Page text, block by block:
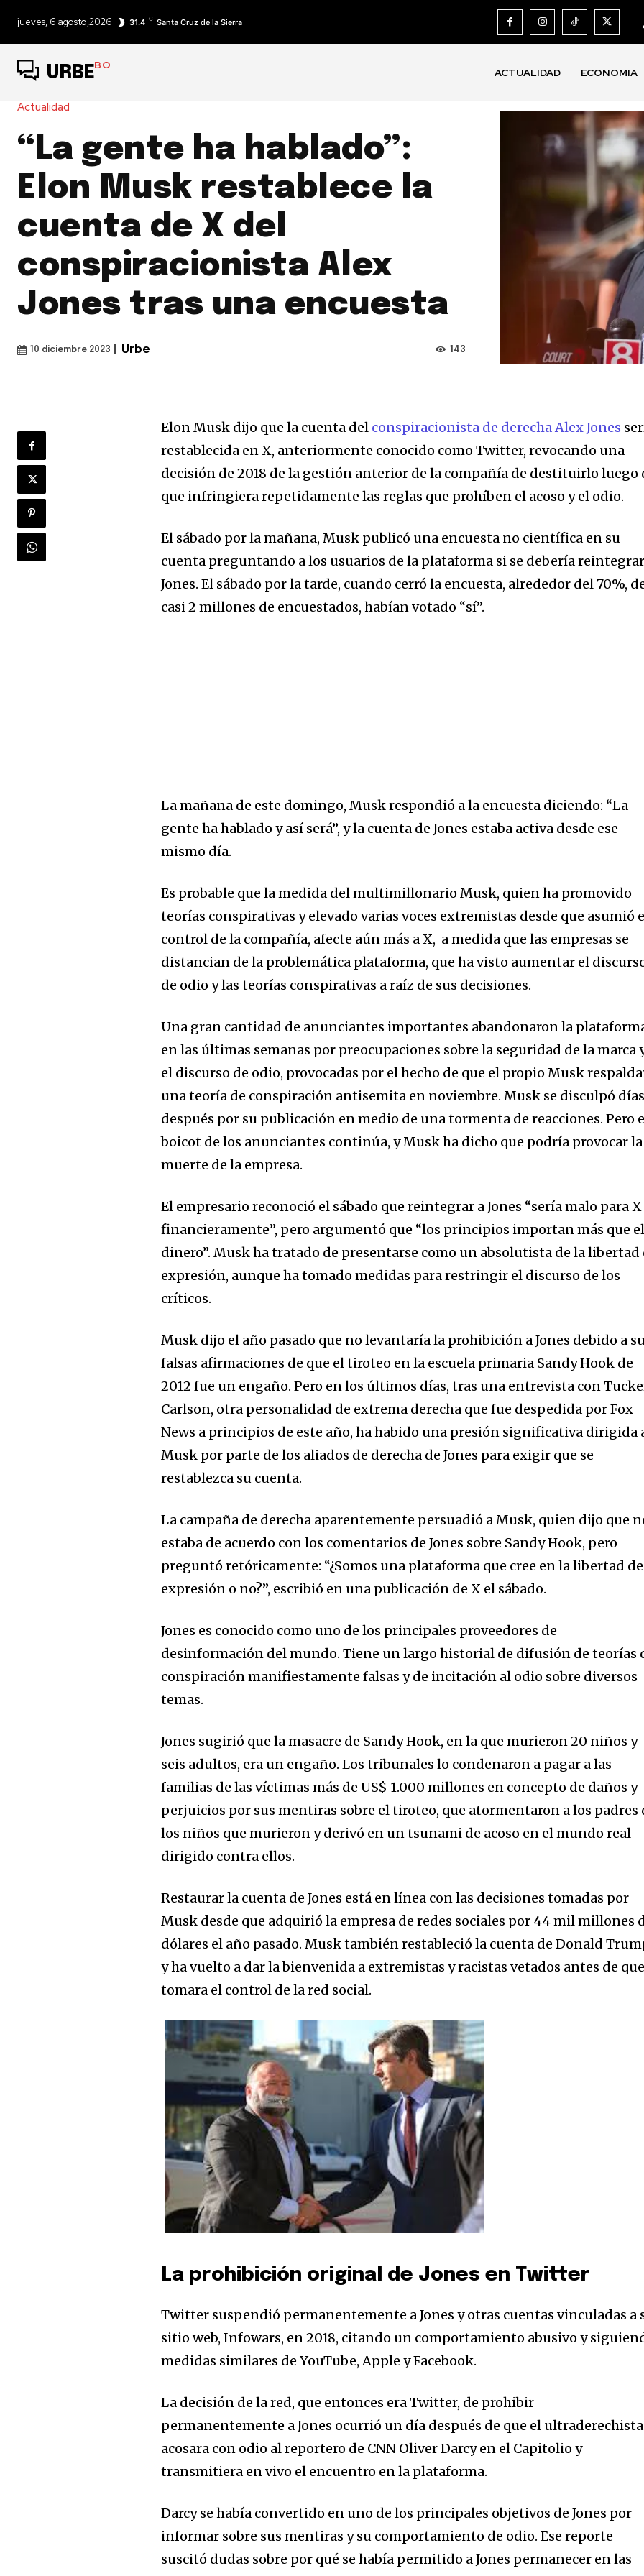
SUBSCRIBERS and be part
of the conversation.
To subscribe, simply enter your email address on our website or click
the subscribe button below. Don't worry, we respect your privacy and
won't spam your inbox. Your information is safe with us.
I've read and
jueves, 6 agosto,2026 31.4 C Santa Cruz de la Sierra
URBEBO
ACTUALIDAD ECONOMIA
Actualidad
“La gente ha hablado”:
Elon Musk restablece la
cuenta de X del
conspiracionista Alex
Jones tras una encuesta
10 diciembre 2023 Urbe 143
Elon Musk dijo que la cuenta del conspiracionista de derecha Alex Jones
restablecida en X, anteriormente conocido como Twitter, revocando una
decisión de 2018 de la gestión anterior de la compañía de destituirlo luego
que infringiera repetidamente las reglas que prohíben el acoso y el odio.
El sábado por la mañana, Musk publicó una encuesta no científica en su
cuenta preguntando a los usuarios de la plataforma si se debería
Jones. El sábado por la tarde, cuando cerró la encuesta, alrededor del 70%,
casi 2 millones de encuestados, habían votado “sí”.
La mañana de este domingo, Musk respondió a la encuesta diciendo: “La
gente ha hablado y así será”, y la cuenta de Jones estaba activa desde ese
mismo día.
Es probable que la medida del multimillonario Musk, quien ha promovido
teorías conspirativas y elevado varias voces extremistas desde que asumió
control de la compañía, afecte aún más a X, a medida que las empresas se
distancian de la problemática plataforma, que ha visto aumentar el
de odio y las teorías conspirativas a raíz de sus decisiones.
Una gran cantidad de anunciantes importantes abandonaron la
en las últimas semanas por preocupaciones sobre la seguridad de la marca
el discurso de odio, provocadas por el hecho de que el propio Musk
una teoría de conspiración antisemita en noviembre. Musk se disculpó días
después por su publicación en medio de una tormenta de reacciones. Pero
boicot de los anunciantes continúa, y Musk ha dicho que podría provocar la
muerte de la empresa.
El empresario reconoció el sábado que reintegrar a Jones “sería malo para X
financieramente”, pero argumentó que “los principios importan más que el
dinero”. Musk ha tratado de presentarse como un absolutista de la libertad
expresión, aunque ha tomado medidas para restringir el discurso de los
críticos.
Musk dijo el año pasado que no levantaría la prohibición a Jones debido a
falsas afirmaciones de que el tiroteo en la escuela primaria Sandy Hook de
2012 fue un engaño. Pero en los últimos días, tras una entrevista con
Carlson, otra personalidad de extrema derecha que fue despedida por Fox
News a principios de este año, ha habido una presión significativa dirigida
Musk por parte de los aliados de derecha de Jones para exigir que se
restablezca su cuenta.
La campaña de derecha aparentemente persuadió a Musk, quien dijo que
estaba de acuerdo con los comentarios de Jones sobre Sandy Hook, pero
preguntó retóricamente: “¿Somos una plataforma que cree en la libertad de
expresión o no?”, escribió en una publicación de X el sábado.
Jones es conocido como uno de los principales proveedores de
desinformación del mundo. Tiene un largo historial de difusión de teorías
conspiración manifiestamente falsas y de incitación al odio sobre diversos
temas.
Jones sugirió que la masacre de Sandy Hook, en la que murieron 20 niños y
seis adultos, era un engaño. Los tribunales lo condenaron a pagar a las
familias de las víctimas más de US$ 1.000 millones en concepto de daños y
perjuicios por sus mentiras sobre el tiroteo, que atormentaron a los padres
los niños que murieron y derivó en un tsunami de acoso en el mundo real
dirigido contra ellos.
Restaurar la cuenta de Jones está en línea con las decisiones tomadas por
Musk desde que adquirió la empresa de redes sociales por 44 mil millones
dólares el año pasado. Musk también restableció la cuenta de Donald
y ha vuelto a dar la bienvenida a extremistas y racistas vetados antes de
tomara el control de la red social.
La prohibición original de Jones en Twitter
Twitter suspendió permanentemente a Jones y otras cuentas vinculadas a
sitio web, Infowars, en 2018, citando un comportamiento abusivo y
medidas similares de YouTube, Apple y Facebook.
La decisión de la red, que entonces era Twitter, de prohibir
permanentemente a Jones ocurrió un día después de que el ultraderechista
acosara con odio al reportero de CNN Oliver Darcy en el Capitolio y
transmitiera en vivo el encuentro en la plataforma.
Darcy se había convertido en uno de los principales objetivos de Jones por
informar sobre sus mentiras y su comportamiento de odio. Ese reporte
suscitó dudas sobre por qué se había permitido a Jones permanecer en las